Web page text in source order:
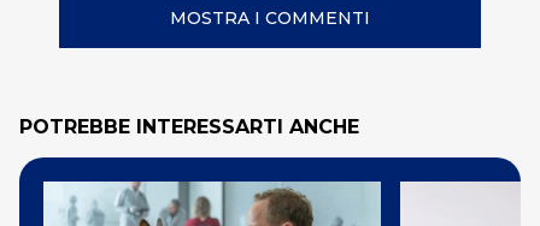
MOSTRA I COMMENTI
POTREBBE INTERESSARTI ANCHE